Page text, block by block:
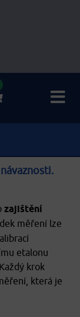
zajištění
měření lze
etalonu
krok
která je